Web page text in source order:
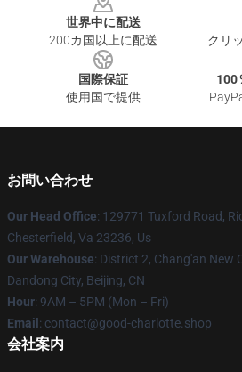
世界中に配送
200カ国以上に配送
クリ
国際保証
使用国で提供
100
お問い合わせ
Our Head Office: 129771 Tuxford Road,
Chesterfield, Va 23236, Us
Our Warehouse: District 2, Chang'an New
Dandong City, Beijing, CN
Hour: 9AM – 5PM (Mon – Fri)
Email : contact@good-charlotte.shop
会社案内